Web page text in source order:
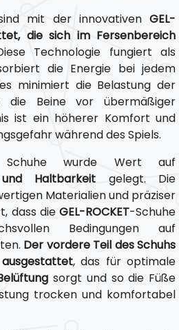
mit der innovativen GEL-
die sich im Fersenbereich
Technologie fungiert als
die Energie bei jedem
minimiert die Belastung der
die Beine vor übermäßiger
ist ein höherer Komfort und
während des Spiels.
wurde Wert auf
Haltbarkeit gelegt. Die
Materialien und präziser
dass die GEL-ROCKET-Schuhe
Bedingungen auf
Der vordere Teil des Schuhs
, das für optimale
sorgt und so die Füße
trocken und komfortabel